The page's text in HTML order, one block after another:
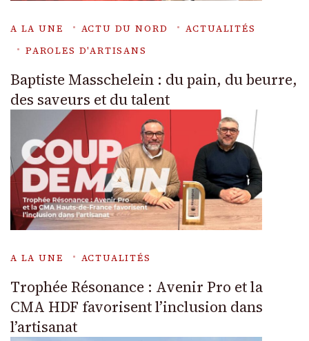
A LA UNE ACTU DU NORD
ACTUALITÉS
PAROLES D'ARTISANS
Baptiste Masschelein : du pain, du beurre,
des saveurs et du talent
A LA UNE ACTUALITÉS
Trophée Résonance : Avenir Pro et la
CMA HDF favorisent l’inclusion dans
l’artisanat